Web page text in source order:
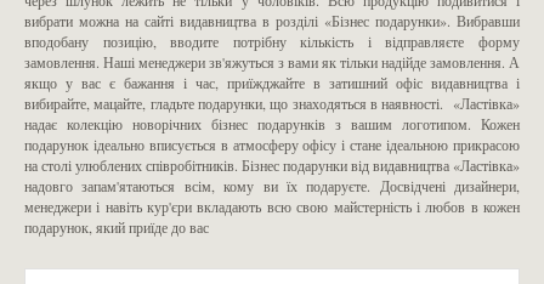
вибрати можна на сайті видавництва в розділі «Бізнес подарунки». Вибравши
вподобану позицію, вводите потрібну кількість і відправляєте форму
замовлення. Наші менеджери зв'яжуться з вами як тільки надійде замовлення. А
якщо у вас є бажання і час, приїжджайте в затишний офіс видавництва і
вибирайте, мацайте, гладьте подарунки, що знаходяться в наявності. «Ластівка»
надає колекцію новорічних бізнес подарунків з вашим логотипом. Кожен
подарунок ідеально вписується в атмосферу офісу і стане ідеальною прикрасою
на столі улюблених співробітників. Бізнес подарунки від видавництва «Ластівка»
надовго запам'ятаються всім, кому ви їх подаруєте. Досвідчені дизайнери,
менеджери і навіть кур'єри вкладають всю свою майстерність і любов в кожен
подарунок, який приїде до вас